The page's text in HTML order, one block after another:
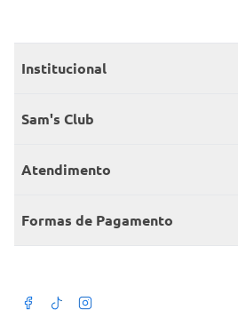
Institucional
Quem somos
Encontre um Clube
Sam's Club
Seja sócio
Member’s Mark
Atendimento
Fale conosco
Atendimento em libras
Formas de Pagamento